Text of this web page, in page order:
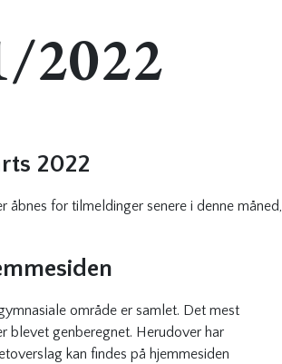
2022
2022
for tilmeldinger senere i denne måned,
område er samlet. Det mest
blevet genberegnet. Herudover har
kan findes på hjemmesiden